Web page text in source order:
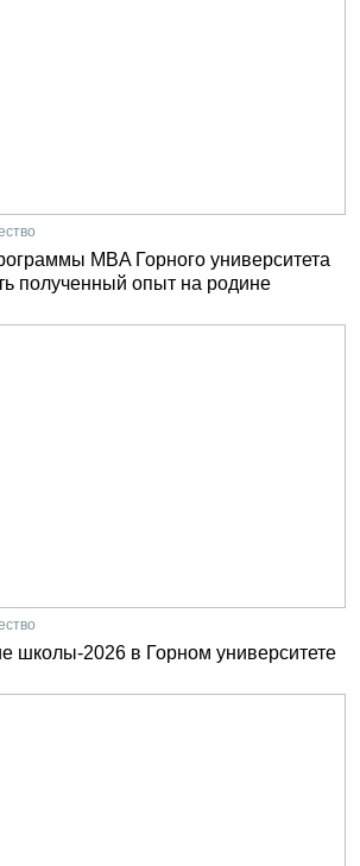
MBA Горного университета
полученный опыт на родине
школы-2026 в Горном университете